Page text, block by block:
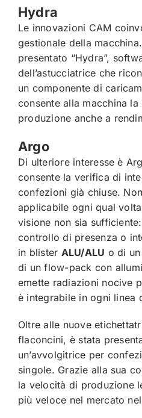
Hydra
Le innovazioni CAM
gestionale della
presentato “Hydra”,
dell’astucciatrice che
un componente di
consente alla macchina
produzione anche a
Argo
Di ulteriore interesse è
consente la verifica di
confezioni già chiuse.
applicabile ogni qual
visione non sia
controllo di presenza o
in blister ALU/ALU o di un
di un flow-pack con
emette radiazioni nocive
è integrabile in ogni linea
Oltre alle nuove
flaconcini, è stata
un’avvolgitrice per
singole. Grazie alla sua
la velocità di produzione
più veloce nel mercato